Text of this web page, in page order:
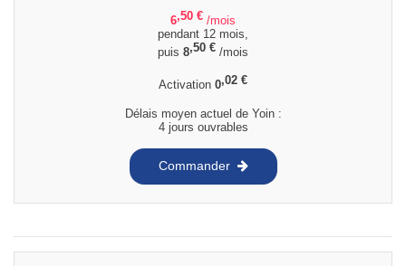
6,50 € /mois
pendant 12 mois,
puis 8,50 € /mois
Activation 0,02 €
Délais moyen actuel de Yoin :
4 jours ouvrables
Commander